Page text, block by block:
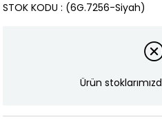
(6G.7256-Siyah)
STOK KODU
Ürün